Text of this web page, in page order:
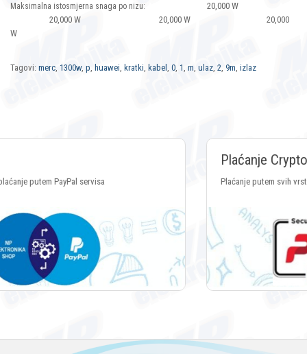
Maksimalna istosmjerna snaga po nizu: 20,000 W
20,000 W 20,000 W 20,000
W
Tagovi: merc, 1300w, p, huawei, kratki, kabel , 0, 1, m, ulaz, 2, 9m, izlaz
Plaćanje putem svih vrsta Crypto valuta